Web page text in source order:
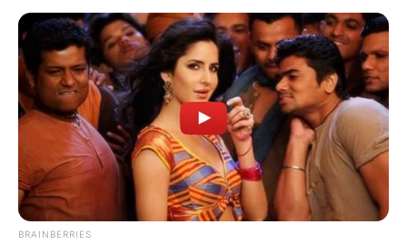
BRAINBERRIES